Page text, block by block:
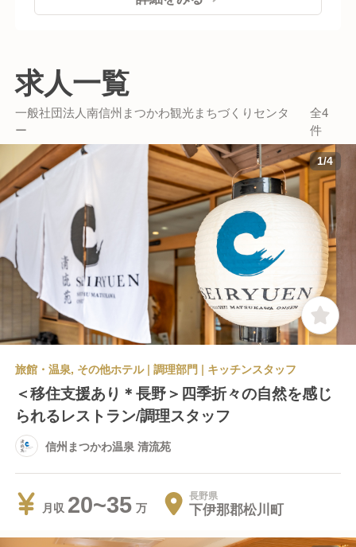
FRESH‼」(リフレッシュ)をコンセプトにリニ
て、地域の賑わいと発展に貢献し、観光のお客
様と地域住民双方の憩いの場となっています。
求人一覧
一般社団法人南信州まつかわ観光まちづくりセンタ
ー
全4
件
1/4
旅館・温泉, その他ホテル | 調理部門 | キッチンスタッフ
＜移住支援あり＊長野＞四季折々の自然を感じ
られるレストラン/調理スタッフ
信州まつかわ温泉 清流苑
月収 20~35 長野県
下伊那郡松川町